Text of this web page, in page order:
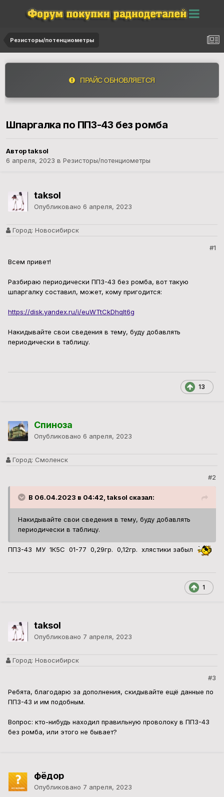
Резисторы/потенциометры
ПРАЙС ОБНОВЛЯЕТСЯ
Шпаргалка по ПП3-43 без ромба
Автор taksol
6 апреля, 2023 в Резисторы/потенциометры
taksol
Опубликовано 6 апреля, 2023
Город: Новосибирск
#1
Всем привет!
Разбираю периодически ПП3-43 без ромба, вот такую
шпаргалку составил, может, кому пригодится:
https://disk.yandex.ru/i/euWTtCkDhqIt6g
Накидывайте свои сведения в тему, буду добавлять
периодически в таблицу.
13
Спиноза
Опубликовано 6 апреля, 2023
Город: Смоленск
#2
В 06.04.2023 в 04:42, taksol сказал:
Накидывайте свои сведения в тему, буду добавлять
периодически в таблицу.
ПП3-43 МУ 1К5С 01-77 0,29гр. 0,12гр. хлястики забыл
1
taksol
Опубликовано 7 апреля, 2023
Город: Новосибирск
#3
Ребята, благодарю за дополнения, скидывайте ещё данные по
ПП3-43 и им подобным.
Вопрос: кто-нибудь находил правильную проволоку в ПП3-43
без ромба, или этого не бывает?
фёдор
Опубликовано 7 апреля, 2023